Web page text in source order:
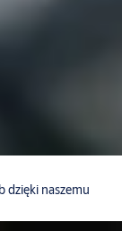
dzięki naszemu